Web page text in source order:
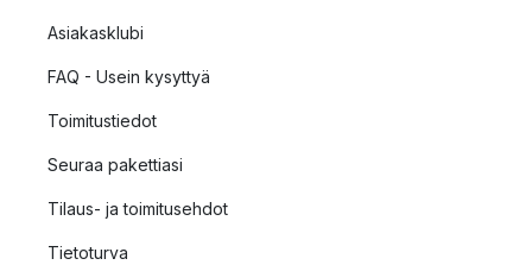
Asiakasklubi
FAQ - Usein kysyttyä
Toimitustiedot
Seuraa pakettiasi
Tilaus- ja toimitusehdot
Tietoturva